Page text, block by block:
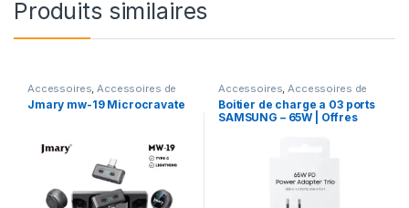
Produits similaires
Accessoires Accessoires de
PC Enregistrement Audio &
Vidéo,Gadgets ,Gadgets &
Smartphones Apple
Jmary mw-19 Microcravate
Accessoires Accessoires de
PC ,Accessoires de Véhicule ,
Accessoires pour écouteurs,
Chargeurs,Matériels de Bureau
Smartphones Android
Boitier de charge a 03 ports
SAMSUNG – 65W | Offres